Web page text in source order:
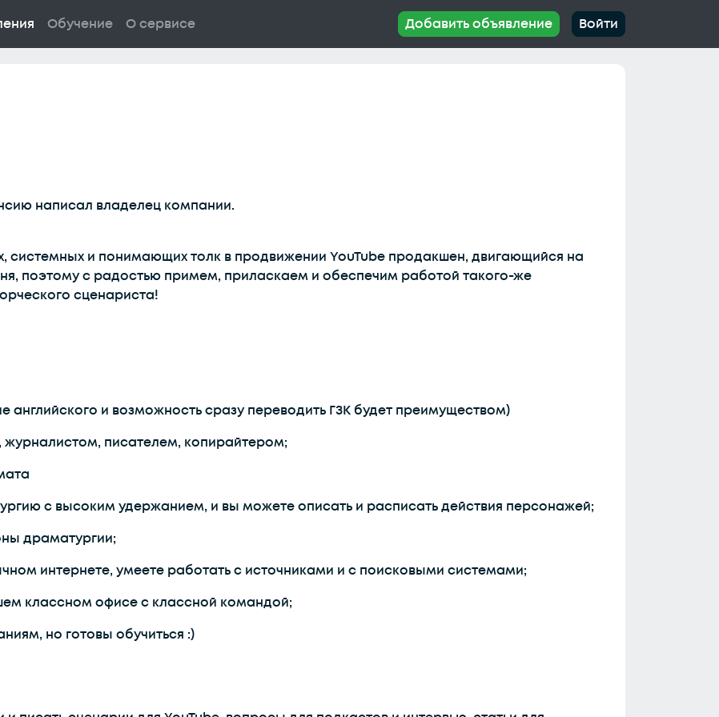
Обучение О сервисе Добавить объявление Войти
написал владелец компании.
системных и понимающих толк в продвижении YouTube продакшен, двигающийся на
поэтому с радостью примем, приласкаем и обеспечим работой такого-же
сценариста!
английского и возможность сразу переводить ГЗК будет преимуществом)
писателем, копирайтером;
с высоким удержанием, и вы можете описать и расписать действия персонажей;
драматургии;
интернете, умеете работать с источниками и с поисковыми системами;
классном офисе с классной командой;
но готовы обучиться :)